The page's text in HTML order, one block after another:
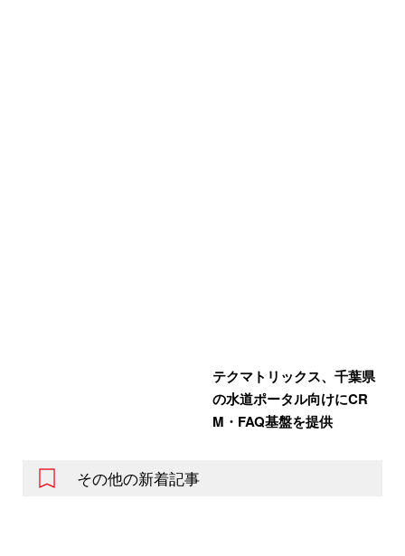
テクマトリックス、千葉県
の水道ポータル向けにCR
M・FAQ基盤を提供
その他の新着記事